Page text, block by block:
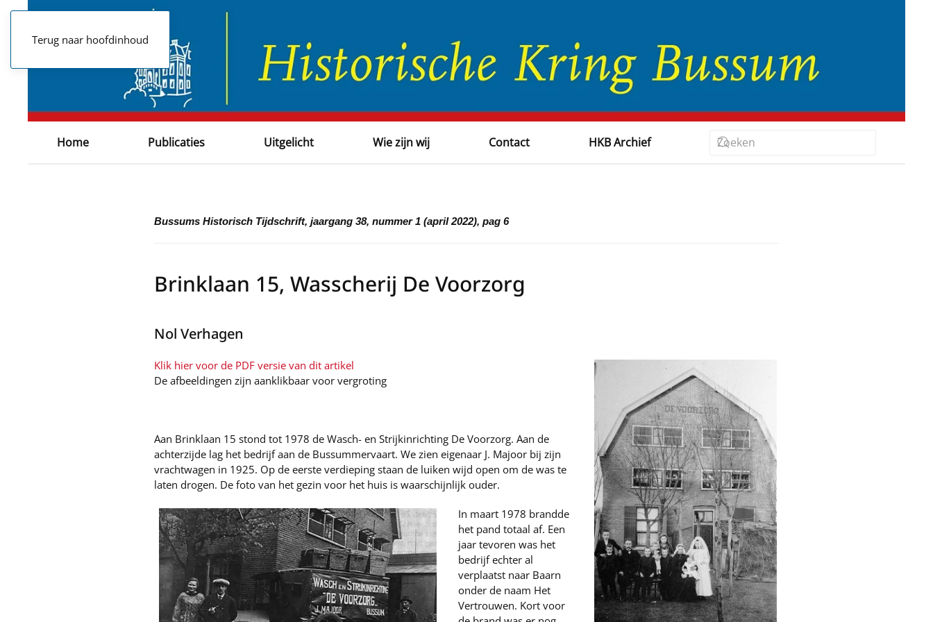
Terug naar hoofdinhoud
Home Publicaties Uitgelicht Wie zijn wij Contact HKB Archief
Bussums Historisch Tijdschrift, jaargang 38, nummer 1 (april 2022), pag 6
Brinklaan 15, Wasscherij De Voorzorg
Nol Verhagen
Klik hier voor de PDF versie van dit artikel
De afbeeldingen zijn aanklikbaar voor vergroting
Aan Brinklaan 15 stond tot 1978 de Wasch- en Strijkinrichting De Voorzorg. Aan de
achter­zijde lag het bedrijf aan de Bussummervaart. We zien eigenaar J. Majoor bij zijn
vracht­wagen in 1925. Op de eerste verdieping staan de luiken wijd open om de was te
laten drogen. De foto van het gezin voor het huis is waarschijnlijk ouder.
In maart 1978 brandde
het pand totaal af. Een
jaar tevoren was het
bedrijf echter al
verplaatst naar Baarn
onder de naam Het
Vertrouwen. Kort voor